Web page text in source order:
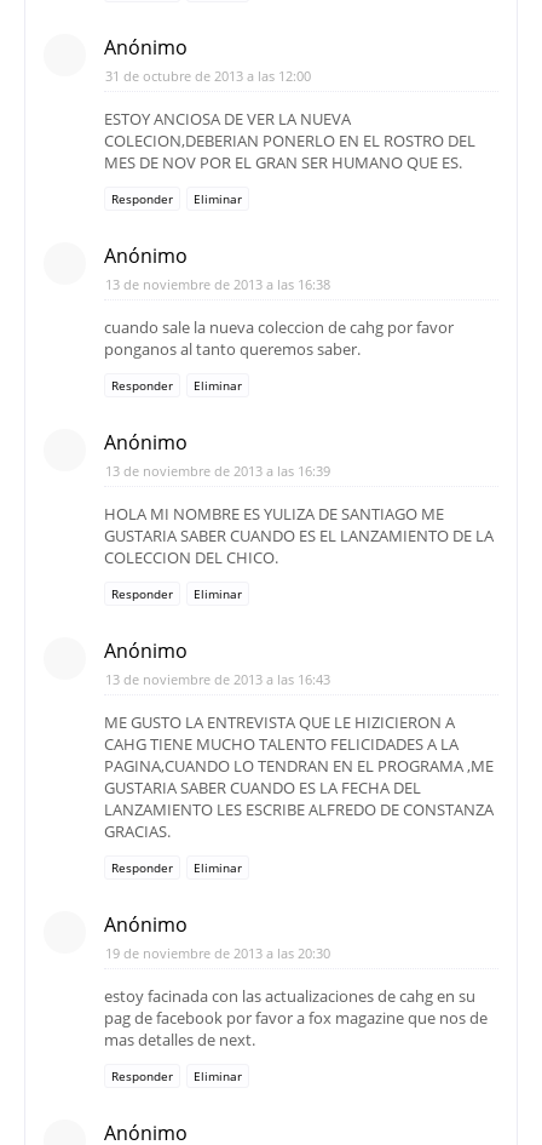
Anónimo
31 de octubre de 2013 a las 12:00
ESTOY ANCIOSA DE VER LA NUEVA
COLECION,DEBERIAN PONERLO EN EL ROSTRO DEL
MES DE NOV POR EL GRAN SER HUMANO QUE ES.
Responder Eliminar
Anónimo
13 de noviembre de 2013 a las 16:38
cuando sale la nueva coleccion de cahg por favor
ponganos al tanto queremos saber.
Responder Eliminar
Anónimo
13 de noviembre de 2013 a las 16:39
HOLA MI NOMBRE ES YULIZA DE SANTIAGO ME
GUSTARIA SABER CUANDO ES EL LANZAMIENTO DE LA
COLECCION DEL CHICO.
Responder Eliminar
Anónimo
13 de noviembre de 2013 a las 16:43
ME GUSTO LA ENTREVISTA QUE LE HIZICIERON A
CAHG TIENE MUCHO TALENTO FELICIDADES A LA
PAGINA,CUANDO LO TENDRAN EN EL PROGRAMA ,ME
GUSTARIA SABER CUANDO ES LA FECHA DEL
LANZAMIENTO LES ESCRIBE ALFREDO DE CONSTANZA
GRACIAS.
Responder Eliminar
Anónimo
19 de noviembre de 2013 a las 20:30
estoy facinada con las actualizaciones de cahg en su
pag de facebook por favor a fox magazine que nos de
mas detalles de next.
Responder Eliminar
Anónimo